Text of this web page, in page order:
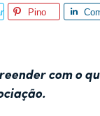
Pino
com o